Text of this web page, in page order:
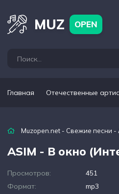
MUZ OPEN
Главная Отечественные
Muzopen.net - Свежие песни -
ASIM - В окно
Просмотров:
451
Формат:
mp3
артисты Популярные